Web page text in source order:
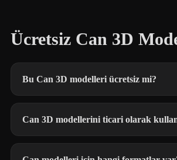
Ücretsiz Can 3D
Bu Can 3D modelleri ücretsiz mi?
Can 3D modellerini ticari olarak